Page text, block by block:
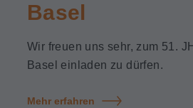
Basel
Wir freuen uns sehr, zum 51.
Basel einladen zu dürfen.
Mehr erfahren